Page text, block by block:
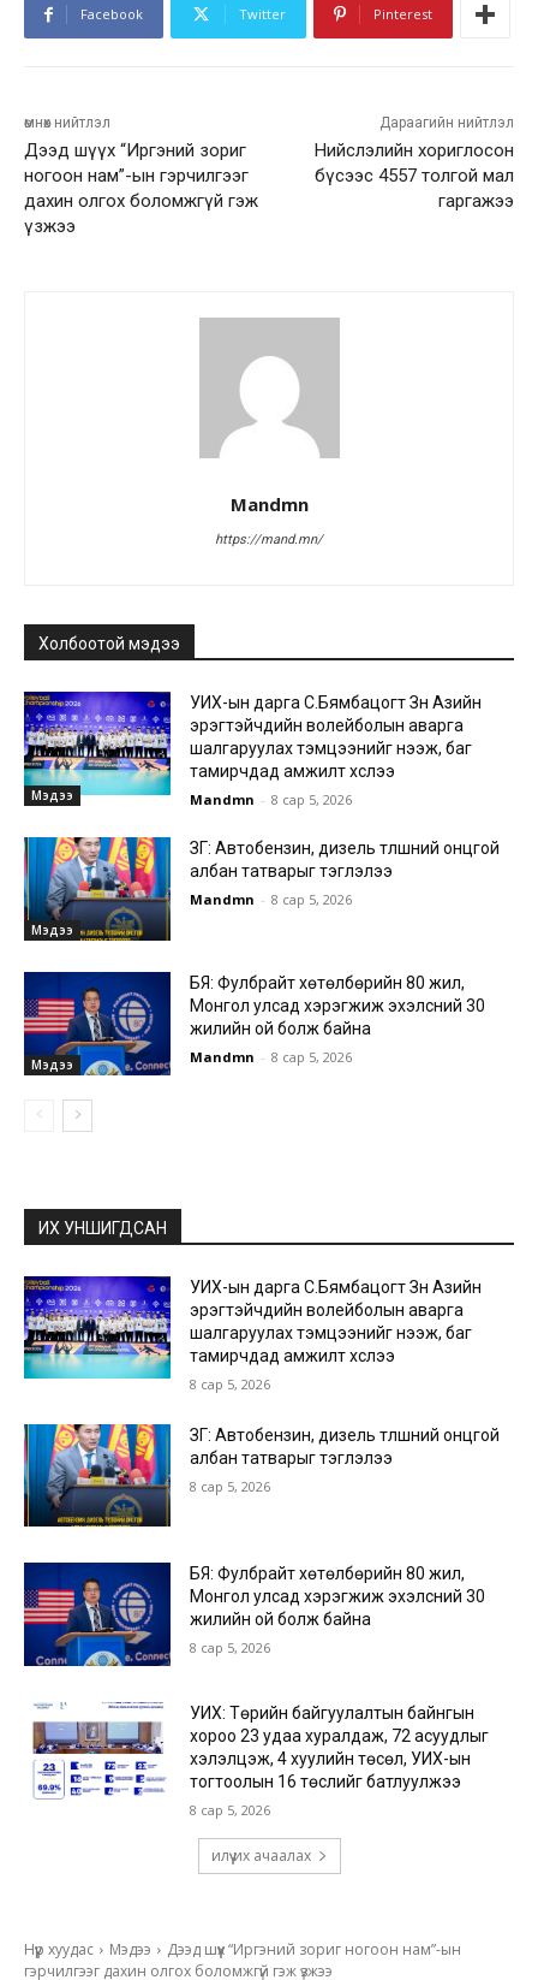
Facebook Twitter Pinterest
өмнөх нийтлэл
Дээд шүүх “Иргэний зориг
ногоон нам”-ын гэрчилгээг
дахин олгох боломжгүй гэж
үзжээ
Дараагийн нийтлэл
Нийслэлийн хориглосон
бүсээс 4557 толгой мал
гаргажээ
Mandmn
https://mand.mn/
Холбоотой мэдээ
Мэдээ
УИХ-ын дарга С.Бямбацогт Зүүн Азийн
эрэгтэйчүүдийн волейболын аварга
шалгаруулах тэмцээнийг нээж, баг
тамирчдад амжилт хүслээ
Mandmn - 8 сар 5, 2026
Мэдээ
ЗГ: Автобензин, дизель түлшний онцгой
албан татварыг тэглэлээ
Mandmn - 8 сар 5, 2026
Мэдээ
БЯ: Фулбрайт хөтөлбөрийн 80 жил,
Монгол улсад хэрэгжиж эхэлсний 30
жилийн ой болж байна
Mandmn - 8 сар 5, 2026
ИХ УНШИГДСАН
УИХ-ын дарга С.Бямбацогт Зүүн Азийн
эрэгтэйчүүдийн волейболын аварга
шалгаруулах тэмцээнийг нээж, баг
тамирчдад амжилт хүслээ
8 сар 5, 2026
ЗГ: Автобензин, дизель түлшний онцгой
албан татварыг тэглэлээ
8 сар 5, 2026
БЯ: Фулбрайт хөтөлбөрийн 80 жил,
Монгол улсад хэрэгжиж эхэлсний 30
жилийн ой болж байна
8 сар 5, 2026
УИХ: Төрийн байгуулалтын байнгын
хороо 23 удаа хуралдаж, 72 асуудлыг
хэлэлцэж, 4 хуулийн төсөл, УИХ-ын
тогтоолын 16 төслийг батлуулжээ
8 сар 5, 2026
илүү их ачаалах